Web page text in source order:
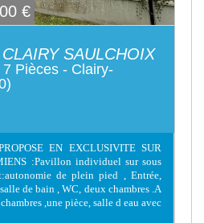
€
SAULCHOIX
7 Pièces - Clairy-
EN EXCLUSIVITE SUR
:Pavillon individuel sur sous
de plein pied , Entrée,
de bain , WC, deux chambres .A
,une pièce, salle d eau avec